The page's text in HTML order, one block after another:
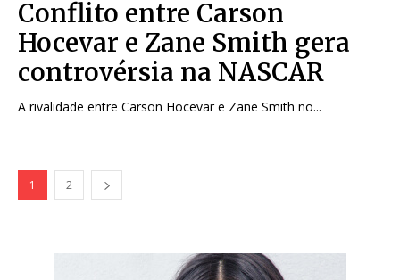
Conflito entre Carson
Hocevar e Zane Smith gera
controvérsia na NASCAR
A rivalidade entre Carson Hocevar e Zane Smith no...
1 2